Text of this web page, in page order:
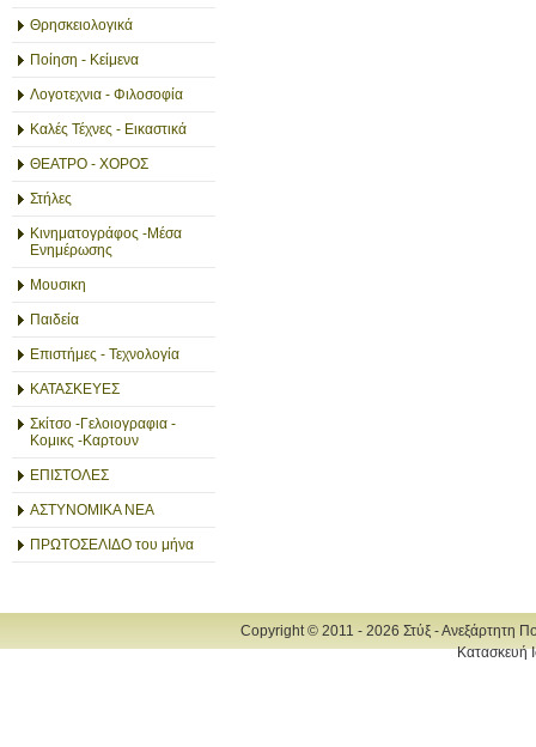
Θρησκειολογικά
Ποίηση - Κείμενα
Λογοτεχνια - Φιλοσοφία
Καλές Τέχνες - Εικαστικά
ΘΕΑΤΡΟ - ΧΟΡΟΣ
Στήλες
Κινηματογράφος -Μέσα
Ενημέρωσης
Μουσικη
Παιδεία
Επιστήμες - Τεχνολογία
ΚΑΤΑΣΚΕΥΕΣ
Σκίτσο -Γελοιογραφια -
Κομικς -Καρτουν
ΕΠΙΣΤΟΛΕΣ
ΑΣΤΥΝΟΜΙΚΑ ΝΕΑ
ΠΡΩΤΟΣΕΛΙΔΟ του μήνα
Copyright © 2011 - 2026 Στύξ - Ανεξάρτητη
Κατασκευή